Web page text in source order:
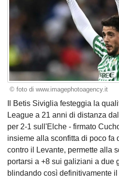
© foto di www.imagephotoagency.it
Il Betis Siviglia festeggia la
League a 21 anni di distanza
per 2-1 sull'Elche - firmato
insieme alla sconfitta di poco fa
contro il Levante, permette alla
portarsi a +8 sui galiziani a due
blindando così definitivamente